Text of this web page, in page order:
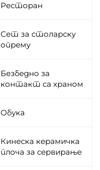
Ресторан
Сет за столарску
опрему
Безбедно за
контакт са храном
Обука
Кинеска керамичка
плоча за сервирање